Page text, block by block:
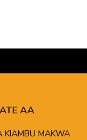
AA
KIAMBU MAKWA